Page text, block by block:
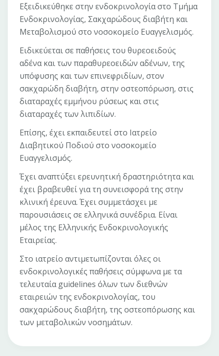
Εξειδικεύθηκε στην ενδοκρινολογία στο Τμήμα
Ενδοκρινολογίας, Σακχαρώδους διαβήτη και
Μεταβολισμού στο νοσοκομείο Ευαγγελισμός.
Ειδικεύεται σε παθήσεις του θυρεοειδούς
αδένα και των παραθυρεοειδών αδένων, της
υπόφυσης και των επινεφριδίων, στον
σακχαρώδη διαβήτη, στην οστεοπόρωση, στις
διαταραχές εμμήνου ρύσεως και στις
διαταραχές των λιπιδίων.
Επίσης, έχει εκπαιδευτεί στο Ιατρείο
Διαβητικού Ποδιού στο νοσοκομείο
Ευαγγελισμός.
Έχει αναπτύξει ερευνητική δραστηριότητα και
έχει βραβευθεί για τη συνεισφορά της στην
κλινική έρευνα. Έχει συμμετάσχει με
παρουσιάσεις σε ελληνικά συνέδρια. Είναι
μέλος της Ελληνικής Ενδοκρινολογικής
Εταιρείας.
Στο ιατρείο αντιμετωπίζονται όλες οι
ενδοκρινολογικές παθήσεις σύμφωνα με τα
τελευταία guidelines όλων των διεθνών
εταιρειών της ενδοκρινολογίας, του
σακχαρώδους διαβήτη, της οστεοπόρωσης και
των μεταβολικών νοσημάτων.